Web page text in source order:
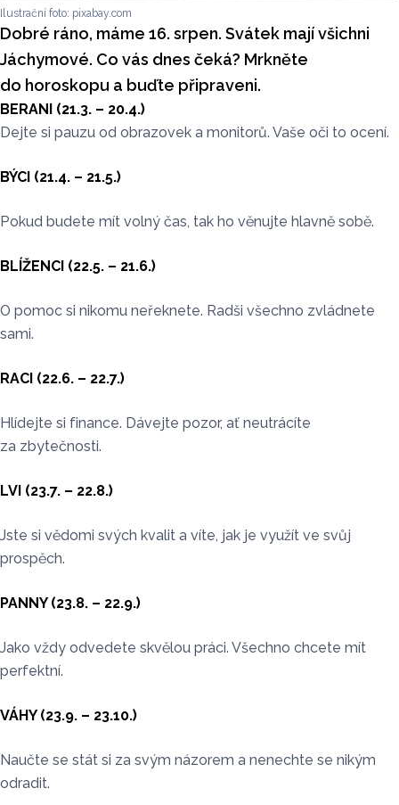
Ilustrační foto: pixabay.com
Dobré ráno, máme 16. srpen. Svátek mají všichni
Jáchymové. Co vás dnes čeká? Mrkněte
do horoskopu a buďte připraveni.
BERANI (21.3. – 20.4.)
Dejte si pauzu od obrazovek a monitorů. Vaše oči to ocení.
BÝCI (21.4. – 21.5.)
Pokud budete mít volný čas, tak ho věnujte hlavně sobě.
BLÍŽENCI (22.5. – 21.6.)
O pomoc si nikomu neřeknete. Radši všechno zvládnete
sami.
RACI (22.6. – 22.7.)
Hlídejte si finance. Dávejte pozor, ať neutrácíte
za zbytečnosti.
LVI (23.7. – 22.8.)
Jste si vědomi svých kvalit a víte, jak je využít ve svůj
prospěch.
PANNY (23.8. – 22.9.)
Jako vždy odvedete skvělou práci. Všechno chcete mít
perfektní.
VÁHY (23.9. – 23.10.)
Naučte se stát si za svým názorem a nenechte se nikým
odradit.